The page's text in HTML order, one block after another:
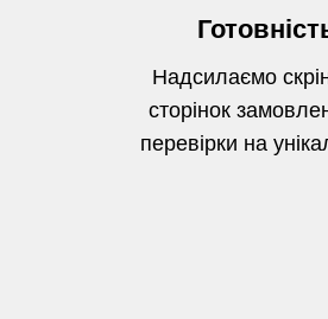
Надсилаємо
сторінок
перевірки на